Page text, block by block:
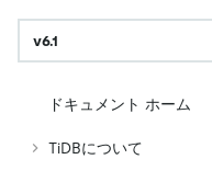
v6.1
ドキュメント ホーム
TiDBについて